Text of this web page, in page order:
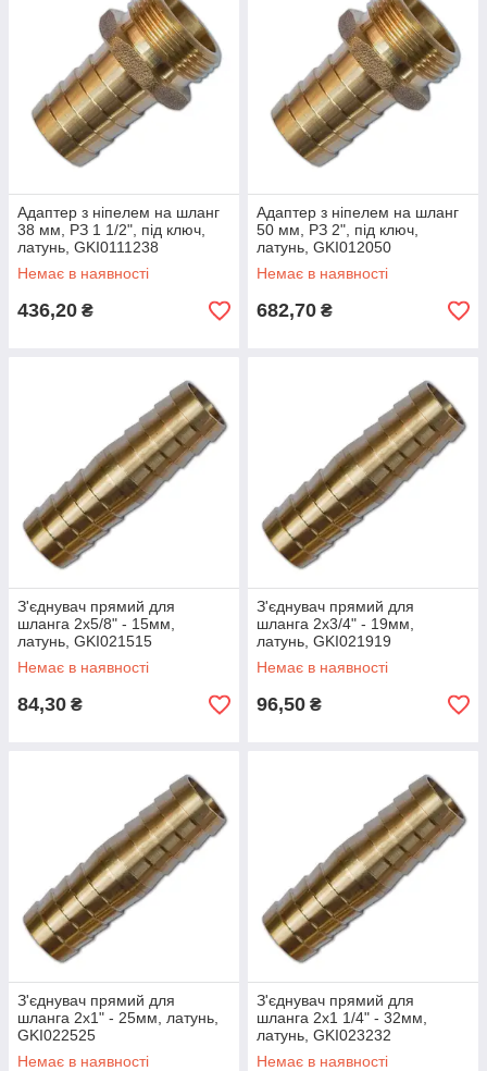
Адаптер з ніпелем на шланг
38 мм, РЗ 1 1/2", під ключ,
латунь, GKI0111238
Немає в наявності
436,20 ₴
Адаптер з ніпелем на шланг
50 мм, РЗ 2", під ключ,
латунь, GKI012050
Немає в наявності
682,70 ₴
З'єднувач прямий для
шланга 2x5/8" - 15мм,
латунь, GKI021515
Немає в наявності
84,30 ₴
З'єднувач прямий для
шланга 2x3/4" - 19мм,
латунь, GKI021919
Немає в наявності
96,50 ₴
З'єднувач прямий для
шланга 2x1" - 25мм, латунь,
GKI022525
Немає в наявності
З'єднувач прямий для
шланга 2x1 1/4" - 32мм,
латунь, GKI023232
Немає в наявності